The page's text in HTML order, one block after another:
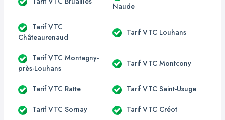
Naude
Tarif VTC
Châteaurenaud
Tarif VTC Louhans
Tarif VTC Montagny-
près-Louhans
Tarif VTC Montcony
Tarif VTC Ratte Tarif VTC Saint-Usuge
Tarif VTC Sornay Tarif VTC Créot